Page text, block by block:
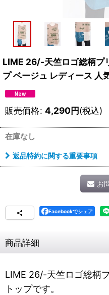
LIME 26/-天竺ロゴ総柄プ
プ ベージュ レディース 人
販売価格: 4,290円(税込)
在庫なし
返品特約に関する重要事項
お
Facebookでシェア
商品詳細
LIME 26/-天竺ロゴ総柄
トップです。